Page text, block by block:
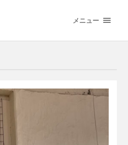
メニュー